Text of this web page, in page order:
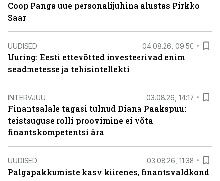
Coop Panga uue personalijuhina alustas Pirkko
Saar
UUDISED 04.08.26, 09:50
Uuring: Eesti ettevõtted investeerivad enim
seadmetesse ja tehisintellekti
INTERVJUU 03.08.26, 14:17
Finantsalale tagasi tulnud Diana Paakspuu:
teistsuguse rolli proovimine ei võta
finantskompetentsi ära
UUDISED 03.08.26, 11:38
Palgapakkumiste kasv kiirenes, finantsvaldkond